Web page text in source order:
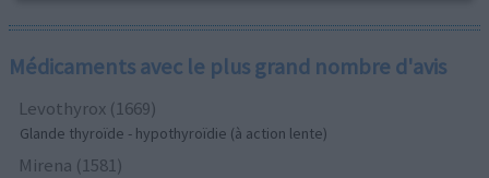
Médicaments avec le plus grand nombre d'avis
Levothyrox (1669)
Glande thyroïde - hypothyroïdie (à action lente)
Mirena (1581)